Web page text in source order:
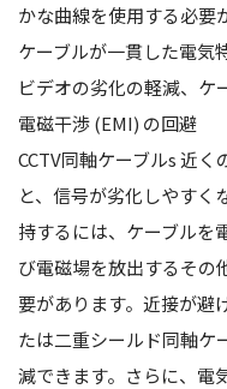
かな曲線を使用する必要
ケーブルが一貫した電気
ビデオの劣化の軽減、ケ
電磁干渉 (EMI) の回避
CCTV同軸ケーブルs近く
と、信号が劣化しやすく
持するには、ケーブルを
び電磁場を放出するその
要があります。近接が避
たは二重シールド同軸ケ
減できます。さらに、電